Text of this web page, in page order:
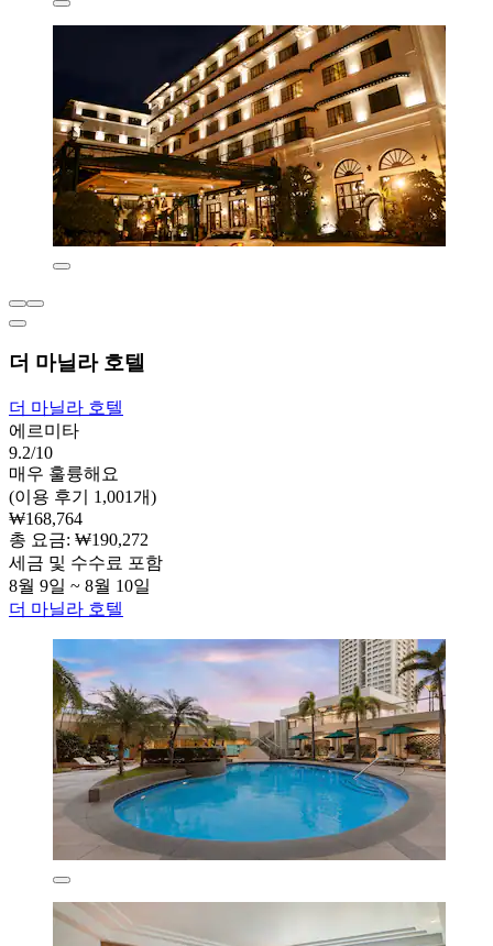
더 마닐라 호텔
더 마닐라 호텔
에르미타
9.2/10
매우 훌륭해요
(이용 후기 1,001개)
₩168,764
총 요금: ₩190,272
세금 및 수수료 포함
8월 9일 ~ 8월 10일
더 마닐라 호텔